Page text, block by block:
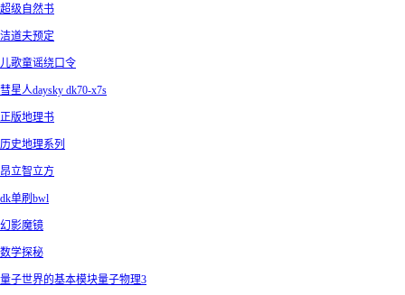
超级自然书
洁道夫预定
儿歌童谣绕口令
彗星人daysky dk70-x7s
正版地理书
历史地理系列
昂立智立方
dk单刷bwl
幻影魔镜
数学探秘
量子世界的基本模块量子物理3